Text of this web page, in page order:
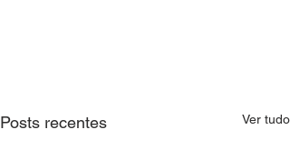
Posts recentes Ver tudo